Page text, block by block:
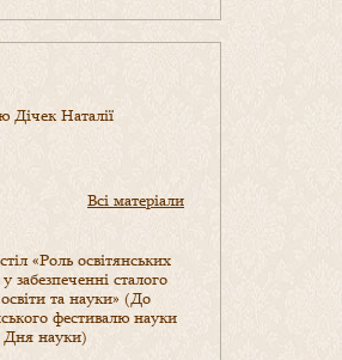
Дічек Наталії
Всі матеріали
«Роль освітянських
у забезпеченні сталого
та науки» (До
фестивалю науки
Дня науки)